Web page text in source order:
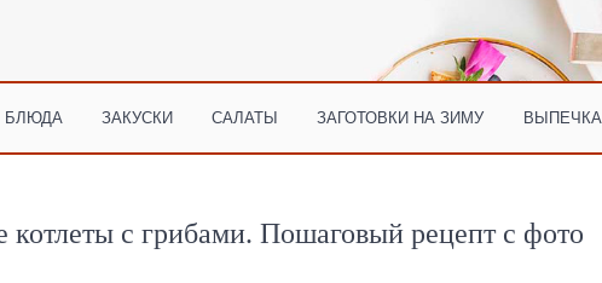
БЛЮДА ЗАКУСКИ САЛАТЫ ЗАГОТОВКИ НА ЗИМУ ВЫПЕЧКА
котлеты с грибами. Пошаговый рецепт с фото